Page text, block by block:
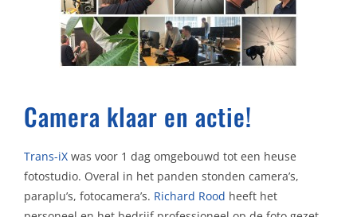
Camera klaar en actie!
Trans-iX was voor 1 dag omgebouwd tot een heuse
fotostudio. Overal in het panden stonden camera’s,
paraplu’s, fotocamera’s. Richard Rood heeft het